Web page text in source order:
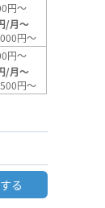
円～
/月～
円～
円～
/月～
円～
る